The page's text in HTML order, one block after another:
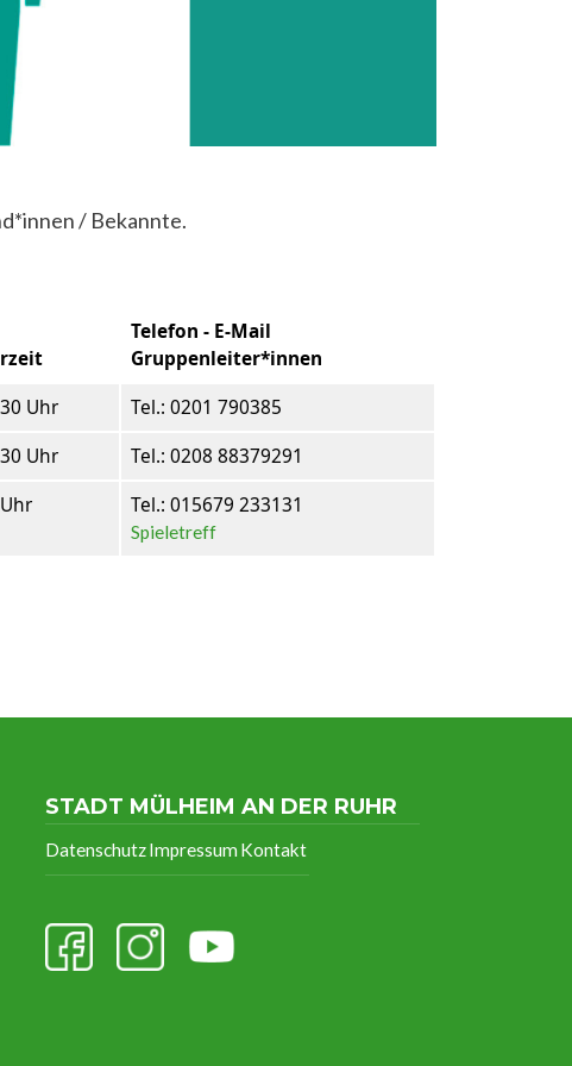
/ Bekannte.
Telefon - E-Mail
Gruppenleiter*innen
Uhr
Tel.: 0201 790385
Uhr
Tel.: 0208 88379291
Tel.: 015679 233131
Spieletreff
STADT MÜLHEIM AN DER RUHR
DatenschutzImpressum Kontakt